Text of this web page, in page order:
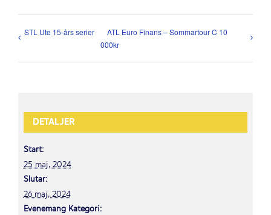
STL Ute 15-års serier
ATL Euro Finans – Sommartour C 10
000kr
DETALJER
Start:
25 maj, 2024
Slutar:
26 maj, 2024
Evenemang Kategori: